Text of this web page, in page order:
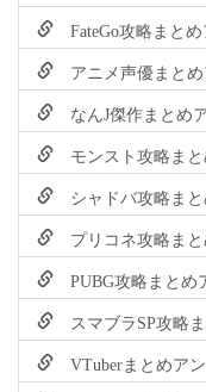
FateGo攻略まと
アニメ声優まとめ
なんJ傑作まとめ
モンスト攻略まと
シャドバ攻略まと
プリコネ攻略まと
PUBG攻略まとめ
スマブラSP攻略
VTuberまとめア